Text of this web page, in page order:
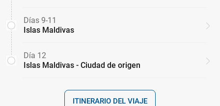
Días 9-11
Islas Maldivas
Día 12
Islas Maldivas - Ciudad de origen
ITINERARIO DEL VIAJE